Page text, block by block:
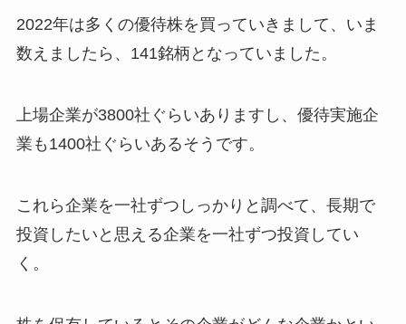
2022年は多くの優待株を買っていきまして、いま
数えましたら、141銘柄となっていました。
上場企業が3800社ぐらいありますし、優待実施企
業も1400社ぐらいあるそうです。
これら企業を一社ずつしっかりと調べて、長期で
投資したいと思える企業を一社ずつ投資してい
く。